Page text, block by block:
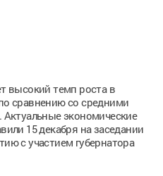
высокий темп роста в
сравнению со средними
экономические
15 декабря на заседании
с участием губернатора